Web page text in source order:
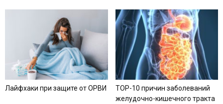
Лайфхаки при защите от ОРВИ
TOP-10 причин заболеваний
желудочно-кишечного тракта